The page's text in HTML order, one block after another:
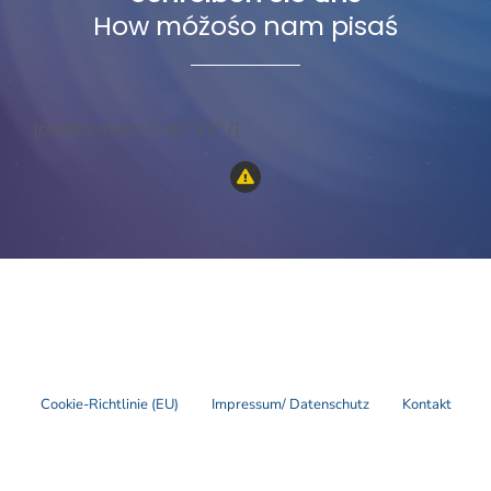
How móžośo nam pisaś
[contact-form-7 id=”13″ /]
Cookie-Richtlinie (EU) Impressum/ Datenschutz Kontakt